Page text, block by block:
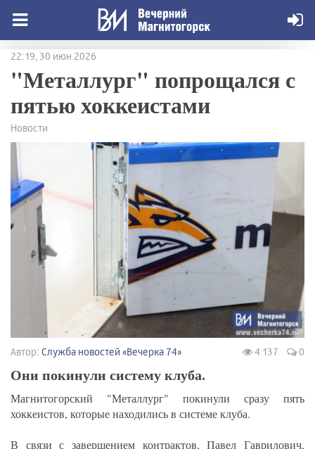
22:19, 30 июн 2026
"Металлург" попрощался с
пятью хоккеистами
Новости
Автор: Служба новостей «Вечерка 74» 4 137 0
Они покинули систему клуба.
Магнитогорский "Металлург" покинули сразу пять
хоккеистов, которые находились в системе клуба.
В связи с завершением контрактов, Павел Гаврилович,